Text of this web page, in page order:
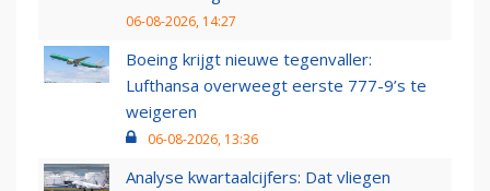
06-08-2026, 14:27
Boeing krijgt nieuwe tegenvaller:
Lufthansa overweegt eerste 777-9’s te
weigeren
06-08-2026, 13:36
Analyse kwartaalcijfers: Dat vliegen